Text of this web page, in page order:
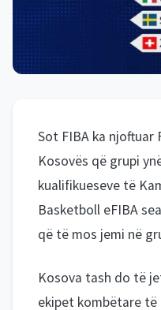
Sot FIBA ka
Kosovës që grupi
kualifikueseve të
Basketboll eFIBA
që të mos jemi në
Kosova tash do të
ekipet kombëtare të